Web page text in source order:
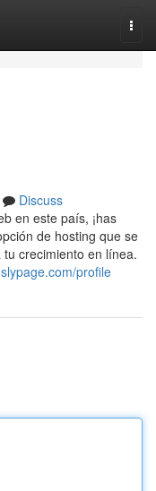
Discuss
en este país, ¡has
de hosting que se
crecimiento en línea.
profile